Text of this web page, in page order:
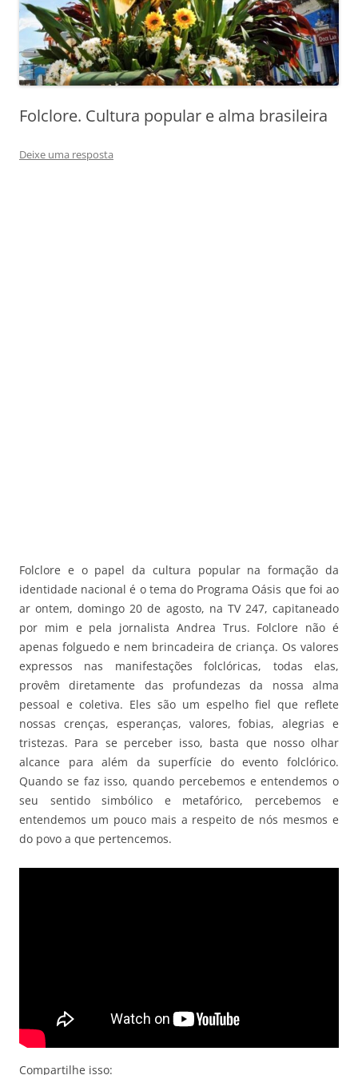
Folclore. Cultura popular e alma brasileira
Deixe uma resposta
Folclore e o papel da cultura popular na formação da
identidade nacional é o tema do Programa Oásis que foi ao
ar ontem, domingo 20 de agosto, na TV 247, capitaneado
por mim e pela jornalista Andrea Trus. Folclore não é
apenas folguedo e nem brincadeira de criança. Os valores
expressos nas manifestações folclóricas, todas elas,
provêm diretamente das profundezas da nossa alma
pessoal e coletiva. Eles são um espelho fiel que reflete
nossas crenças, esperanças, valores, fobias, alegrias e
tristezas. Para se perceber isso, basta que nosso olhar
alcance para além da superfície do evento folclórico.
Quando se faz isso, quando percebemos e entendemos o
seu sentido simbólico e metafórico, percebemos e
entendemos um pouco mais a respeito de nós mesmos e
do povo a que pertencemos.
Compartilhe isso: